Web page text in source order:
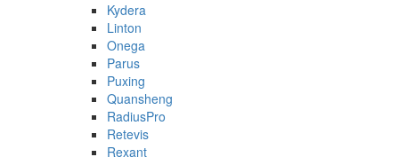
Kydera
Linton
Onega
Parus
Puxing
Quansheng
RadiusPro
Retevis
Rexant